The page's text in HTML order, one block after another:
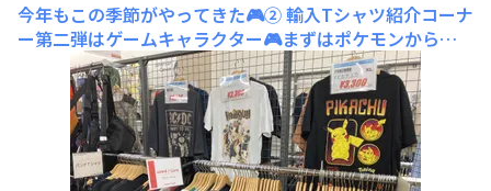
今年もこの季節がやってきた🎮②輸入Tシャツ紹介コーナ
ー第二弾はゲームキャラクター🎮まずはポケモンからピ
カチュウ⚡️今年は記念すべき30周年👏そんな今年はゲーム
内でもリアルでもイベント盛りだくさんです！先日仙台市
内に県内2ヶ所目となるラプラス公園が開園しました⛲️ラ
プラス公園は2ヶ所とも郊外ではありますが、絶対楽しく
て可愛いので皆